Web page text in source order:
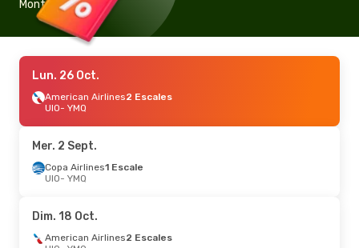
Montréal
Lun. 26 Oct.
American Airlines2 Escales
UIO- YMQ
Mer. 2 Sept.
Copa Airlines1 Escale
UIO- YMQ
Dim. 18 Oct.
American Airlines2 Escales